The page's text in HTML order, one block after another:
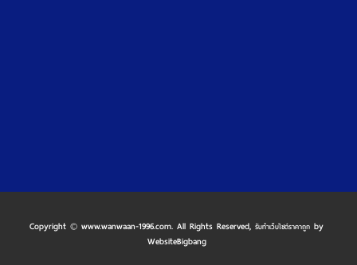
Copyright © www.wanwaan-1996.com. All Rights Reserved, รับทําเว็บไซต์ราคาถูก by
WebsiteBigbang